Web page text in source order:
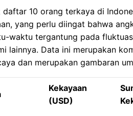
daftar 10 orang terkaya di
yang perlu diingat bahwa
waktu tergantung pada
lainnya. Data ini merupakan
dan merupakan gambaran
Kekayaan
(USD)